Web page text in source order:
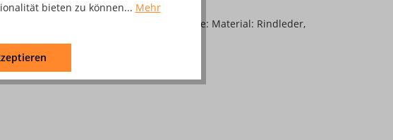
Stahlkappe und Stahlzwischensohle: Material: Rindleder,
bieten zu können... Mehr